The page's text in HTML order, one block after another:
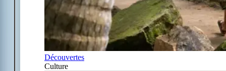
Découvertes
Culture